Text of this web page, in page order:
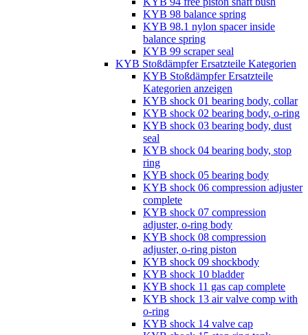
KYB 98 balance spring
KYB 98.1 nylon spacer inside
balance spring
KYB 99 scraper seal
KYB Stoßdämpfer Ersatzteile Kategorien
KYB Stoßdämpfer Ersatzteile
Kategorien anzeigen
KYB shock 01 bearing body, collar
KYB shock 02 bearing body, o-ring
KYB shock 03 bearing body, dust
seal
KYB shock 04 bearing body, stop
ring
KYB shock 05 bearing body
KYB shock 06 compression adjuster
complete
KYB shock 07 compression
adjuster, o-ring body
KYB shock 08 compression
adjuster, o-ring piston
KYB shock 09 shockbody
KYB shock 10 bladder
KYB shock 11 gas cap complete
KYB shock 13 air valve comp with
o-ring
KYB shock 14 valve cap